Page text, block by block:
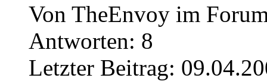
Von TheEnvoy im
Antworten: 8
Letzter Beitrag: